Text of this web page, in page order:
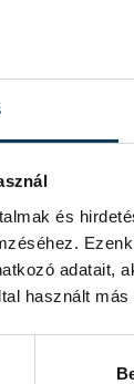
és
adatait,
használt
zenei
A
közössége
ahol műfaji
de mégis
is.